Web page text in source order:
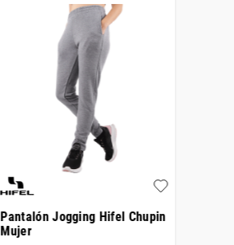
Pantalón Jogging Hifel Chupin
Mujer